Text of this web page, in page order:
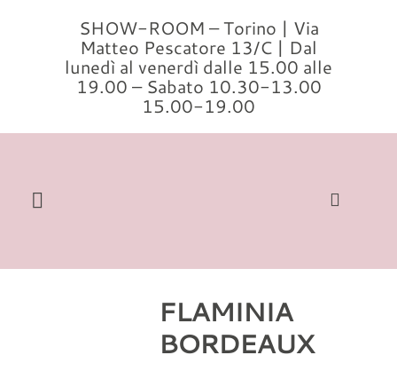
SHOW-ROOM – Torino | Via
Matteo Pescatore 13/C | Dal
lunedì al venerdì dalle 15.00 alle
19.00 – Sabato 10.30-13.00
15.00-19.00
Toggle
FLAMINIA
BORDEAUX